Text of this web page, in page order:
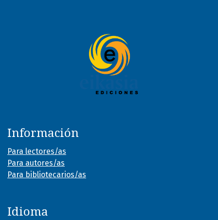
Información
Para lectores/as
Para autores/as
Para bibliotecarios/as
Idioma